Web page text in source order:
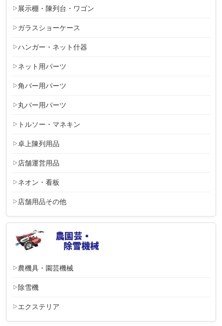
展示棚・陳列台・ワゴン
ガラスショーケース
ハンガー・ネット什器
ネット用パーツ
角バー用パーツ
丸バー用パーツ
トルソー・マネキン
卓上陳列用品
店舗運営用品
ネオン・看板
店舗用品その他
農機具・園芸機械
除雪機
エクステリア